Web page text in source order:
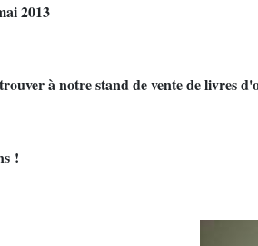
2013
à notre stand de vente de livres
!